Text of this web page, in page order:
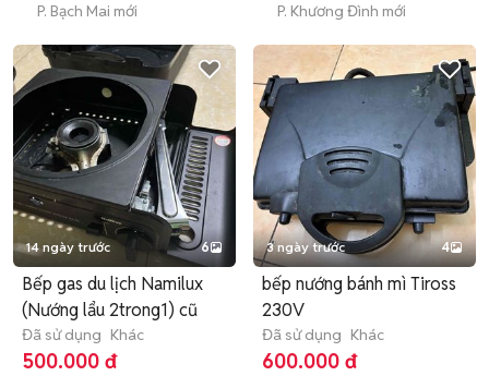
P. Bạch Mai mới
P. Khương Đình mới
14 ngày trước 6
Bếp gas du lịch Namilux
(Nướng lẩu 2trong1) cũ
Đã sử dụng Khác
500.000 đ
3 ngày trước 4
bếp nướng bánh mì Tiross
230V
Đã sử dụng Khác
600.000 đ